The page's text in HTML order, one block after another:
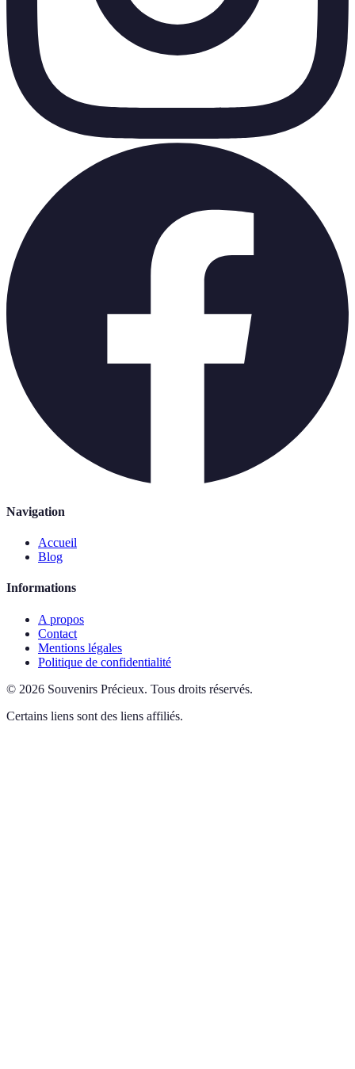
Navigation
Accueil
Blog
Informations
A propos
Contact
Mentions légales
Politique de confidentialité
© 2026 Souvenirs Précieux. Tous droits réservés.
Certains liens sont des liens affiliés.